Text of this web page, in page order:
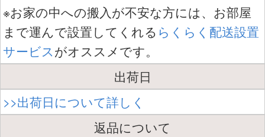
※お家の中への搬入が不安な方には、お部屋
まで運んで設置してくれる らくらく配送設置
サービスがオススメです。
出荷日
>>出荷日について詳しく
返品について